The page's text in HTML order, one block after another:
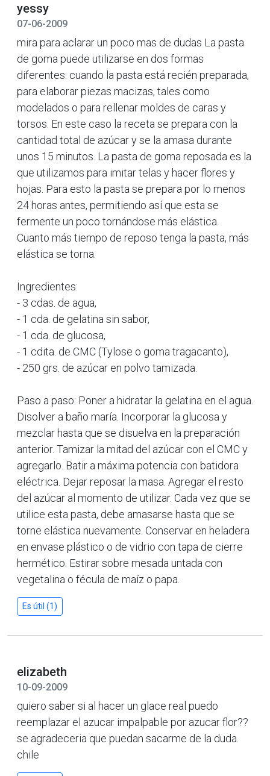
yessy
07-06-2009
mira para aclarar un poco mas de dudas La pasta
de goma puede utilizarse en dos formas
diferentes: cuando la pasta está recién preparada,
para elaborar piezas macizas, tales como
modelados o para rellenar moldes de caras y
torsos. En este caso la receta se prepara con la
cantidad total de azúcar y se la amasa durante
unos 15 minutos. La pasta de goma reposada es la
que utilizamos para imitar telas y hacer flores y
hojas. Para esto la pasta se prepara por lo menos
24 horas antes, permitiendo así que esta se
fermente un poco tornándose más elástica.
Cuanto más tiempo de reposo tenga la pasta, más
elástica se torna.
Ingredientes:
- 3 cdas. de agua,
- 1 cda. de gelatina sin sabor,
- 1 cda. de glucosa,
- 1 cdita. de CMC (Tylose o goma tragacanto),
- 250 grs. de azúcar en polvo tamizada.
Paso a paso: Poner a hidratar la gelatina en el agua.
Disolver a baño maría. Incorporar la glucosa y
mezclar hasta que se disuelva en la preparación
anterior. Tamizar la mitad del azúcar con el CMC y
agregarlo. Batir a máxima potencia con batidora
eléctrica. Dejar reposar la masa. Agregar el resto
del azúcar al momento de utilizar. Cada vez que se
utilice esta pasta, debe amasarse hasta que se
torne elástica nuevamente. Conservar en heladera
en envase plástico o de vidrio con tapa de cierre
hermético. Estirar sobre mesada untada con
vegetalina o fécula de maíz o papa.
Es útil (1)
elizabeth
10-09-2009
quiero saber si al hacer un glace real puedo
reemplazar el azucar impalpable por azucar flor??
se agradeceria que puedan sacarme de la duda.
chile